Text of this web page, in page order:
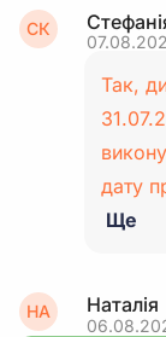
СК
Так,
дату
Ще
НА Наталія